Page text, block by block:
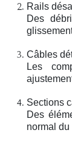
Rails
Des
Câbles
Les
Sections
Des
normal du